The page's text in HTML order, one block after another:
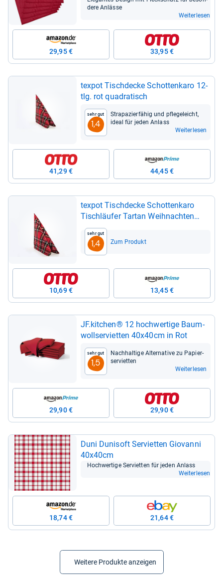
dere Anlässe
Weiterlesen
29,95 € 33,95 €
tex­pot Tisch­de­cke Schot­ten­karo 12-​
tlg. rot qua­dra­tisch
Sehr gut
1,4
Stra­pa­zier­fä­hig und pfle­ge­leicht,
ideal für jeden Anlass
Weiterlesen
41,29 € 44,45 €
tex­pot Tisch­de­cke Schot­ten­karo
Tisch­läu­fer Tar­tan Weih­nach­ten
Karo (6-​tlg)
Sehr gut
1,4 Zum Produkt
10,69 € 13,45 €
JF.kit­chen® 12 hoch­wer­tige Baum­
woll­ser­vi­et­ten 40x40cm in Rot
Sehr gut
1,5
Nach­hal­tige Alter­na­tive zu Papier­
ser­vi­et­ten
Weiterlesen
29,90 € 29,90 €
Duni Duni­soft Ser­vi­et­ten Gio­vanni
40x40cm
Hoch­wer­tige Ser­vi­et­ten für jeden Anlass
Weiterlesen
18,74 € 21,64 €
Weitere Produkte anzeigen